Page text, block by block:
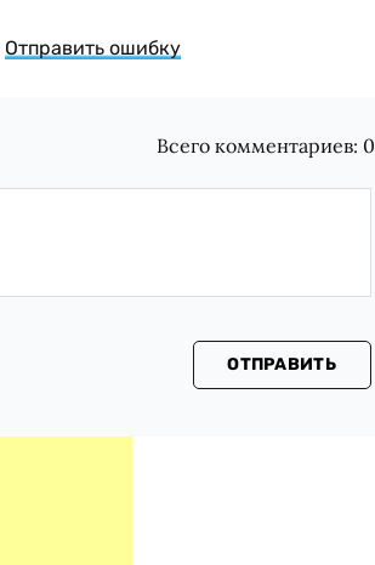
Отправить ошибку
Всего комментариев: 0
ОТПРАВИТЬ